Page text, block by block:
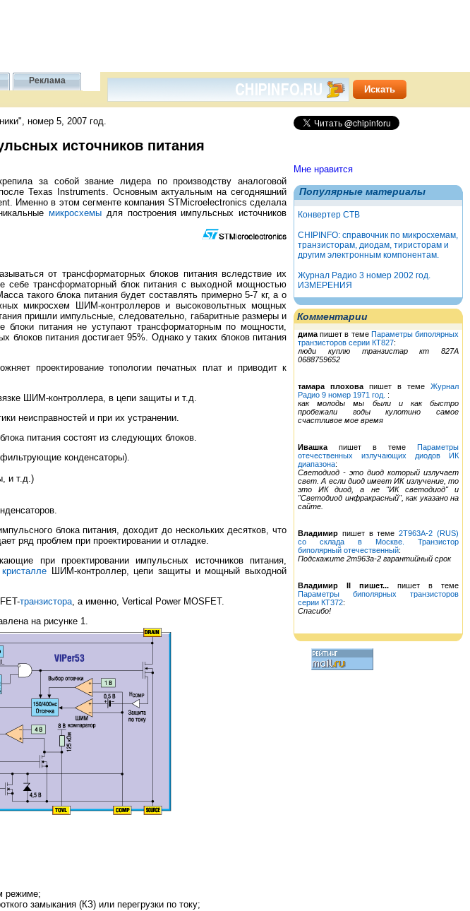
Реклама
Мне нравится
Популярные материалы
Конвертер СТВ
CHIPINFO: справочник по микросхемам,
транзисторам, диодам, тиристорам и
другим электронным компонентам.
Журнал Радио 3 номер 2002 год.
ИЗМЕРЕНИЯ
Комментарии
дима пишет в теме Параметры биполярных
транзисторов серии КТ827:
люди куплю транзистар кт 827А
0688759652
тамара плохова пишет в теме Журнал
Радио 9 номер 1971 год. :
как молоды мы были и как быстро
пробежали годы кулотино самое
счастливое мое время
Ивашка пишет в теме Параметры
отечественных излучающих диодов ИК
диапазона:
Светодиод - это диод который излучает
свет. А если диод имеет ИК излучение, то
это ИК диод, а не "ИК светодиод" и
"Светодиод инфракрасный", как указано на
сайте.
Владимир пишет в теме2Т963А-2 (RUS)
со склада в Москве. Транзистор
биполярный отечественный:
Подскажите 2т963а-2 гарантийный срок
Владимир II пишет... пишет в теме
Параметры биполярных транзисторов
серии КТ372:
Спасибо!
номер 5, 2007 год.
источников питания
за собой звание лидера по производству аналоговой
Texas Instruments. Основным актуальным на сегодняшний
Именно в этом сегменте компания STMicroelectronics сделала
микросхемы для построения импульсных источников
от трансформаторных блоков питания вследствие их
себе трансформаторный блок питания с выходной мощностью
такого блока питания будет составлять примерно 5-7 кг, а о
микросхем ШИМ-контроллеров и высоковольтных мощных
пришли импульсные, следовательно, габаритные размеры и
блоки питания не уступают трансформаторным по мощности,
питания достигает 95%. Однако у таких блоков питания
проектирование топологии печатных плат и приводит к
ШИМ-контроллера, в цепи защиты и т.д.
неисправностей и при их устранении.
питания состоят из следующих блоков.
конденсаторы).
и т.д.)
блока питания, доходит до нескольких десятков, что
ряд проблем при проектировании и отладке.
при проектировании импульсных источников питания,
кристаллеШИМ-контроллер, цепи защиты и мощный выходной
транзистора, а именно, Vertical Power MOSFET.
на рисунке 1.
режиме;
замыкания (КЗ) или перегрузки по току;